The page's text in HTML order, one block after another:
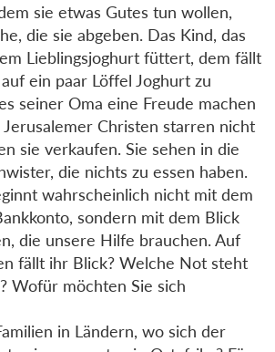
sie etwas Gutes tun wollen,
die sie abgeben. Das Kind, das
Lieblingsjoghurt füttert, dem fällt
ein paar Löffel Joghurt zu
seiner Oma eine Freude machen
Christen starren nicht
sie verkaufen. Sie sehen in die
die nichts zu essen haben.
wahrscheinlich nicht mit dem
sondern mit dem Blick
die unsere Hilfe brauchen. Auf
fällt ihr Blick? Welche Not steht
Wofür möchten Sie sich
in Ländern, wo sich der